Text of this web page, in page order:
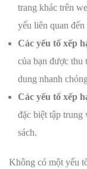
trang khác trên
yếu liên quan đến
Các yếu tố xếp
của bạn được thu
dung nhanh
Các yếu tố xếp
đặc biệt tập trung
sách.
Không có một yếu